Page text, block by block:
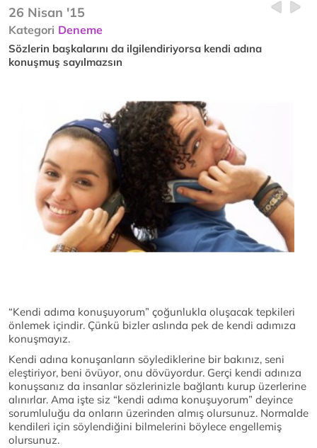
26 Nisan '15
Kategori Deneme
Sözlerin başkalarını da ilgilendiriyorsa kendi adına
konuşmuş sayılmazsın
“Kendi adıma konuşuyorum” çoğunlukla oluşacak tepkileri
önlemek içindir. Çünkü bizler aslında pek de kendi adımıza
konuşmayız.
Kendi adına konuşanların söylediklerine bir bakınız, seni
eleştiriyor, beni övüyor, onu dövüyordur. Gerçi kendi adınıza
konuşsanız da insanlar sözlerinizle bağlantı kurup üzerlerine
alınırlar. Ama işte siz “kendi adıma konuşuyorum” deyince
sorumluluğu da onların üzerinden almış olursunuz. Normalde
kendileri için söylendiğini bilmelerini böylece engellemiş
olursunuz.